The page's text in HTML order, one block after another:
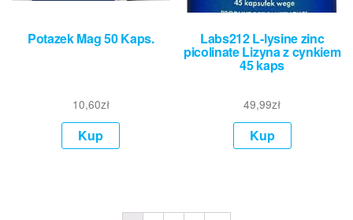
Potazek Mag 50 Kaps.
10,60zł
Kup
Labs212 L-lysine zinc
picolinate Lizyna z cynkiem
45 kaps
49,99zł
Kup